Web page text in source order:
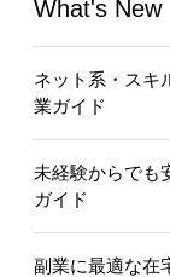
What's New
ネット系・スキ
業ガイド
未経験からでも
ガイド
副業に最適な在